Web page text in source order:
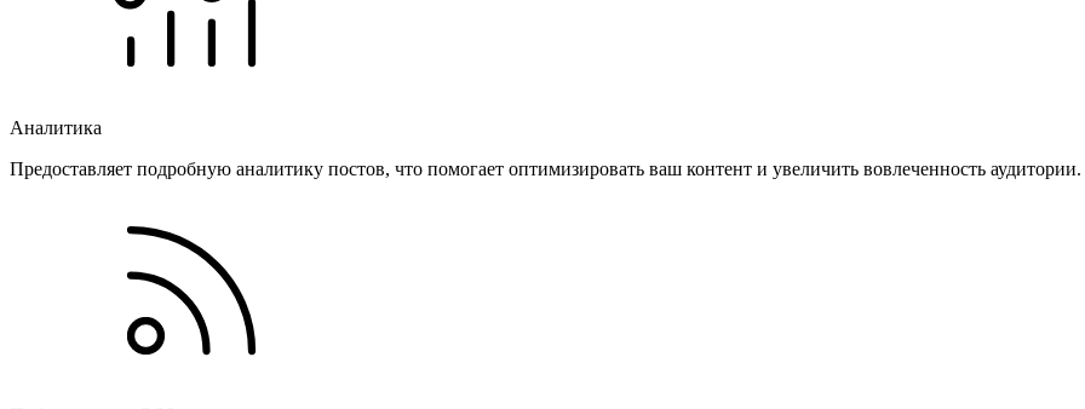
Аналитика
Предоставляет подробную аналитику постов, что помогает оптимизировать ваш контент и увеличить вовлеченность аудитории.